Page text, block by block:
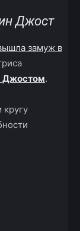
Джост
замуж в
Джостом.
кругу